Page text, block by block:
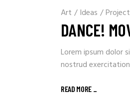
Art / Ideas /Project
DANCE!
Lorem ipsum dolor
nostrud
READ MORE _